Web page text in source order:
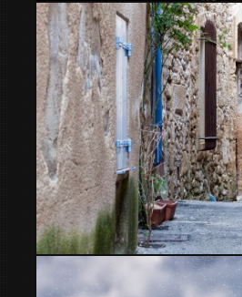
Tormenta
calles de la Provenza Francesa